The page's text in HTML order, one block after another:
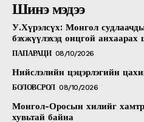
Шинэ мэдээ
У.Хүрэлсүх: Монгол
бэхжүүлэхэд онцгой анхаарах
ПАПАРАЦИ 08/10/2026
Нийслэлийн цэцэрлэгийн
БОЛОВСРОЛ 08/10/2026
Монгол-Оросын хилийг
хувьтай байна